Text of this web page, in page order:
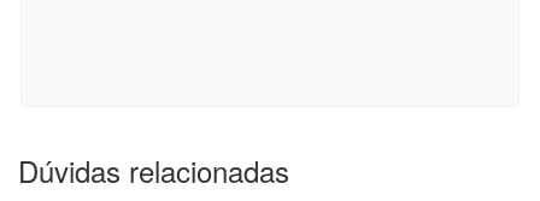
Dúvidas relacionadas